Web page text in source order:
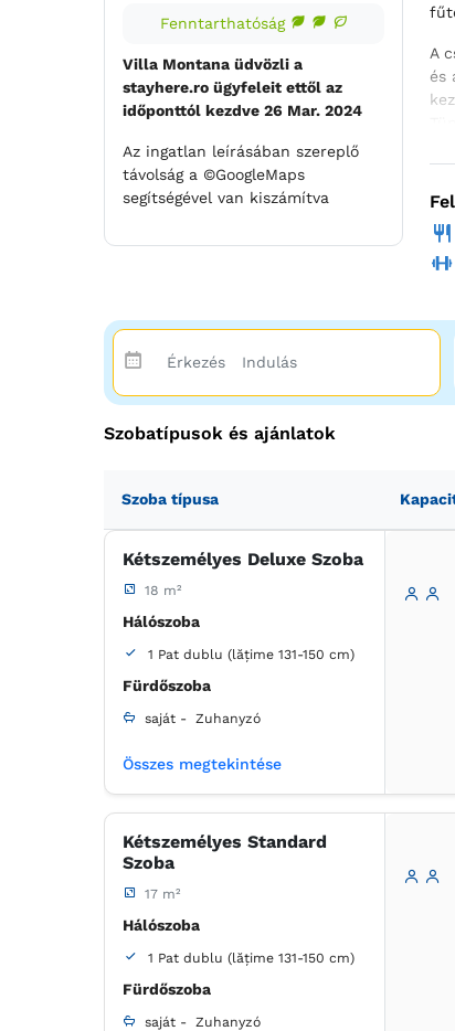
Fenntarthatóság
Villa Montana üdvözli a
stayhere.ro ügyfeleit ettől az
időponttól kezdve 26 Mar. 2024
Az ingatlan leírásában szereplő
távolság a ©GoogleMaps
segítségével van kiszámítva
A
és
Szobatípusok és ajánlatok
Szoba típusa
Kétszemélyes Deluxe Szoba
18 m²
Hálószoba
1 Pat dublu (lățime 131-150 cm)
Fürdőszoba
saját - Zuhanyzó
Összes megtekintése
Kétszemélyes Standard
Szoba
17 m²
Hálószoba
1 Pat dublu (lățime 131-150 cm)
Fürdőszoba
saját - Zuhanyzó